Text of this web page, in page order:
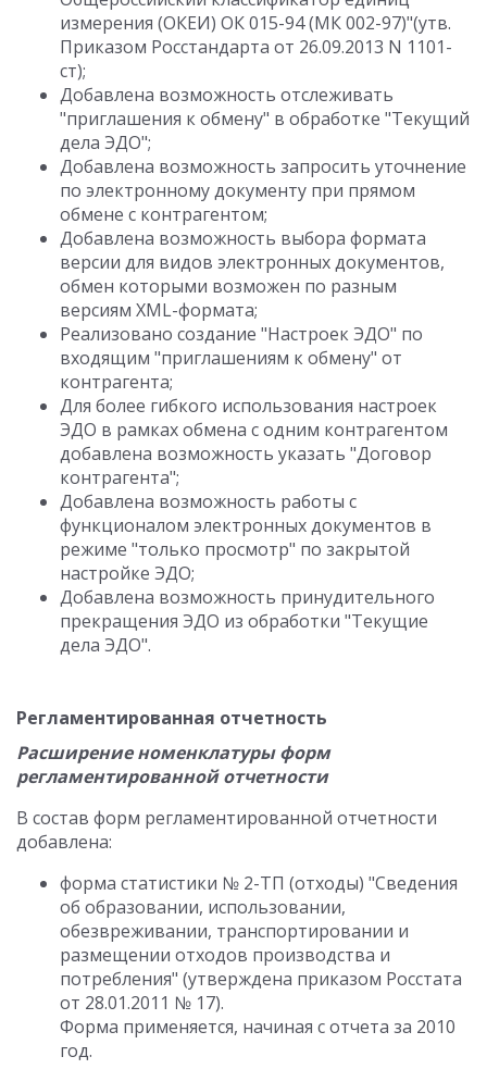
измерения (ОКЕИ) ОК 015-94 (МК 002-97)"(утв.
Приказом Росстандарта от 26.09.2013 N 1101-
ст);
Добавлена возможность отслеживать
"приглашения к обмену" в обработке "Текущий
дела ЭДО";
Добавлена возможность запросить уточнение
по электронному документу при прямом
обмене с контрагентом;
Добавлена возможность выбора формата
версии для видов электронных документов,
обмен которыми возможен по разным
версиям XML-формата;
Реализовано создание "Настроек ЭДО" по
входящим "приглашениям к обмену" от
контрагента;
Для более гибкого использования настроек
ЭДО в рамках обмена с одним контрагентом
добавлена возможность указать "Договор
контрагента";
Добавлена возможность работы с
функционалом электронных документов в
режиме "только просмотр" по закрытой
настройке ЭДО;
Добавлена возможность принудительного
прекращения ЭДО из обработки "Текущие
дела ЭДО".
Регламентированная отчетность
Расширение номенклатуры форм
регламентированной отчетности
В состав форм регламентированной отчетности
добавлена:
форма статистики № 2-ТП (отходы) "Сведения
об образовании, использовании,
обезвреживании, транспортировании и
размещении отходов производства и
потребления" (утверждена приказом Росстата
от 28.01.2011 № 17).
Форма применяется, начиная с отчета за 2010
год.